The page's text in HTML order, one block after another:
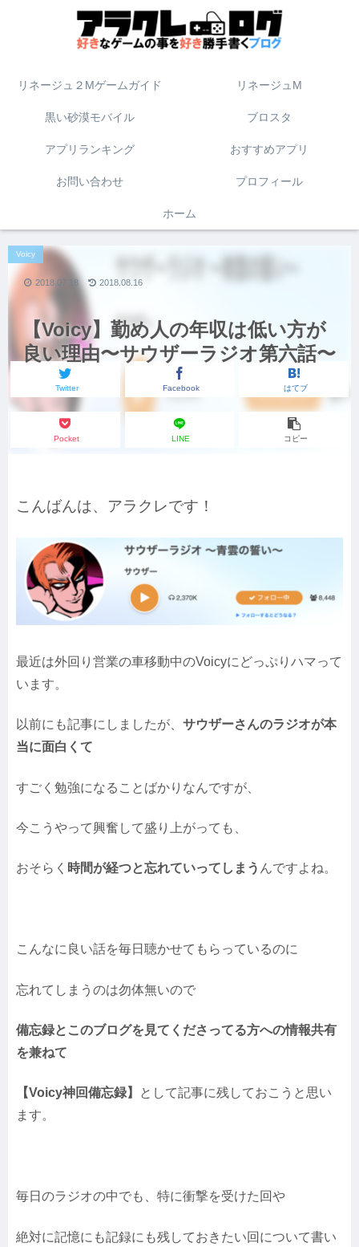
リネージュ２Mゲームガイド リネージュM
黒い砂漠モバイル ブロスタ
アプリランキング おすすめアプリ
お問い合わせ プロフィール
ホーム
【Voicy】勤め人の年収は低い方が
良い理由〜サウザーラジオ第六話〜
Voicy
Twitter Facebook はてブ
Pocket LINE コピー
2018.08.16
2018.07.18
こんばんは、アラクレです！
最近は外回り営業の車移動中のVoicyにどっぷりハマって
います。
以前にも記事にしましたが、 サウザーさんのラジオが本
当に面白くて
すごく勉強になることばかりなんですが、
今こうやって興奮して盛り上がっても、
おそらく 時間が経つと忘れていってしまう んですよね。
こんなに良い話を毎日聴かせてもらっているのに
忘れてしまうのは勿体無いので
備忘録とこのブログを見てくださってる方への情報共有
を兼ねて
【Voicy神回備忘録】
として記事に残しておこうと思い
ます。
毎日のラジオの中でも、特に衝撃を受けた回や
絶対に記憶にも記録にも残しておきたい回について書い